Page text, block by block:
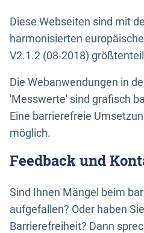
Diese Webseiten sind mit
harmonisierten
V2.1.2 (08-2018)
Die Webanwendungen in
'Messwerte' sind grafisch
Eine barrierefreie
möglich.
Feedback und
Sind Ihnen Mängel beim
aufgefallen? Oder haben
Barrierefreiheit? Dann